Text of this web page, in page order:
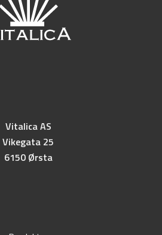
Vitalica AS
Vikegata 25
6150 Ørsta